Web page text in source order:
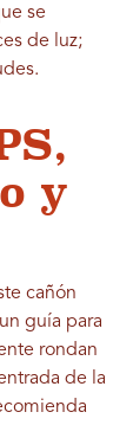
se
de luz;
y
cañón
guía para
rondan
de la